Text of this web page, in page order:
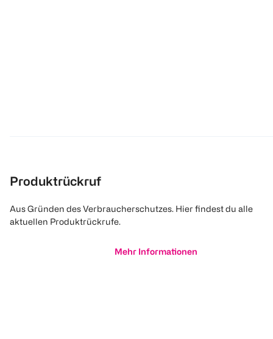
Produktrückruf
Aus Gründen des Verbraucherschutzes. Hier findest du alle
aktuellen Produktrückrufe.
Mehr Informationen